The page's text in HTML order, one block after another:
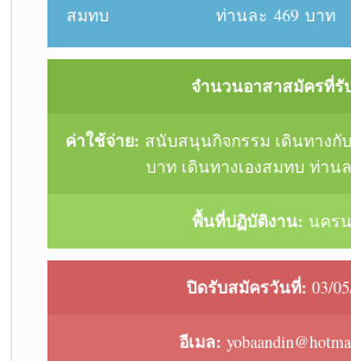
สมทบ ท่านละ 469 บาท
จำนวนอาสาสมัครที่รั
ค่าใช้จ่าย: สนับสนุนกิจกรรม เดินทางกั
บาท เดินทางเองสมทบ ท่าน
พื้นที่ปฏิบัติงาน: นคร
ปิดรับสมัครวันที่: 03/
อีเมล: